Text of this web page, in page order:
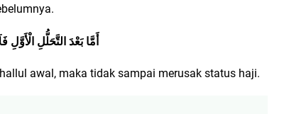
أَمَّا بَعْدَ التَّحَلُّلِ الْأَوَّلِ
awal, maka tidak sampai merusak status haji.